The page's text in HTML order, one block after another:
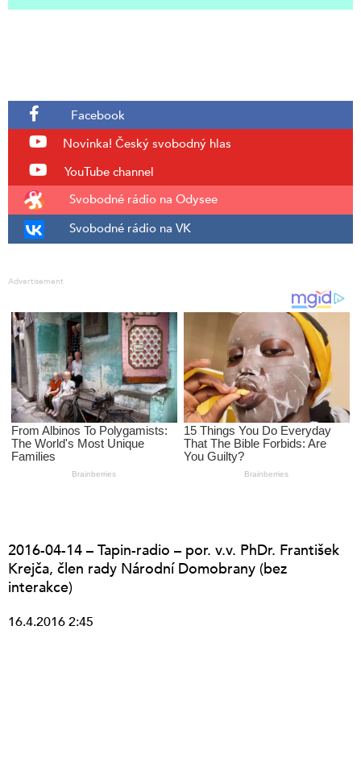
Facebook
Novinka! Český svobodný hlas
YouTube channel
Svobodné rádio na Odysee
Svobodné rádio na VK
Advertisement
2016-04-14 – Tapin-radio – por. v.v. PhDr. František
Krejča, člen rady Národní Domobrany (bez
interakce)
16.4.2016 2:45